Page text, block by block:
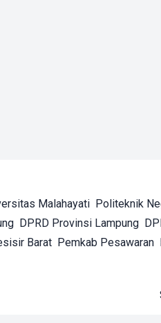
Malahayati Politeknik
DPRD Provinsi Lampung
Barat Pemkab Pesawaran